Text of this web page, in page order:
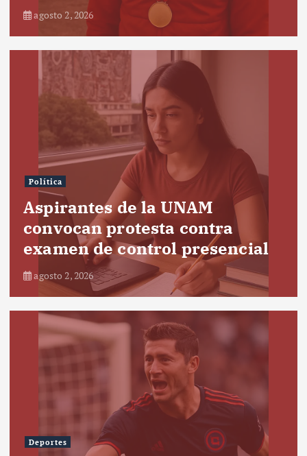
agosto 2, 2026
Política
Aspirantes de la UNAM
convocan protesta contra
examen de control presencial
agosto 2, 2026
Deportes